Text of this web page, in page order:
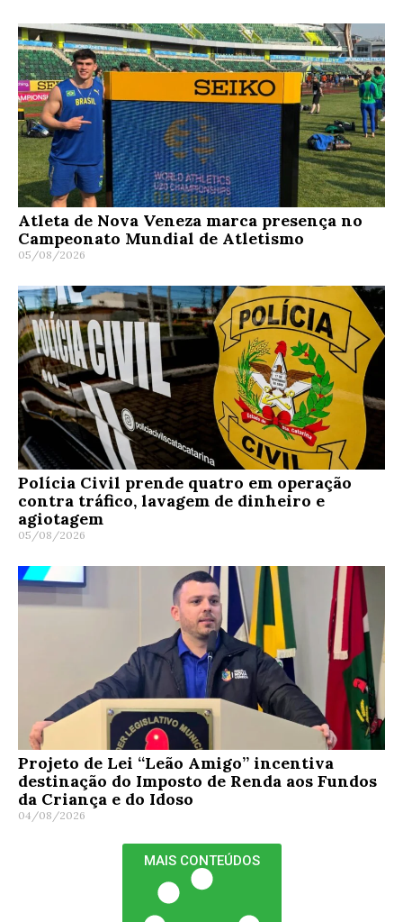
Atleta de Nova Veneza marca presença no
Campeonato Mundial de Atletismo
05/08/2026
Polícia Civil prende quatro em operação
contra tráfico, lavagem de dinheiro e
agiotagem
05/08/2026
Projeto de Lei “Leão Amigo” incentiva
destinação do Imposto de Renda aos Fundos
da Criança e do Idoso
04/08/2026
MAIS CONTEÚDOS